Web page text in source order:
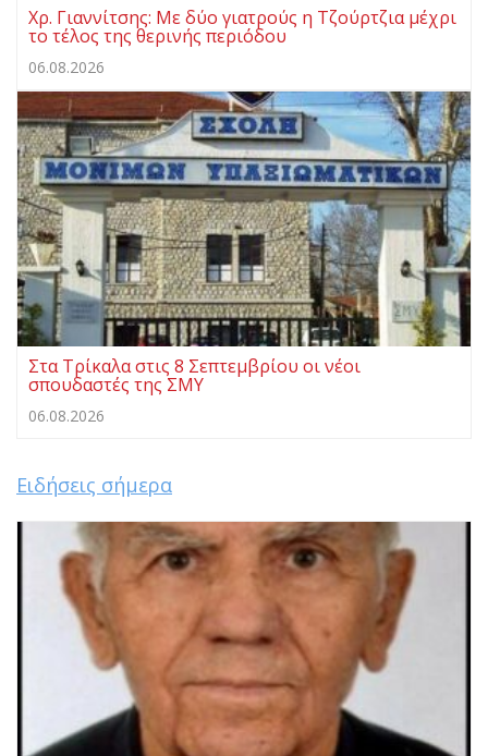
Χρ. Γιαννίτσης: Με δύο γιατρούς η Τζούρτζια μέχρι
το τέλος της θερινής περιόδου
06.08.2026
Στα Τρίκαλα στις 8 Σεπτεμβρίου οι νέοι
σπουδαστές της ΣΜΥ
06.08.2026
Ειδήσεις σήμερα